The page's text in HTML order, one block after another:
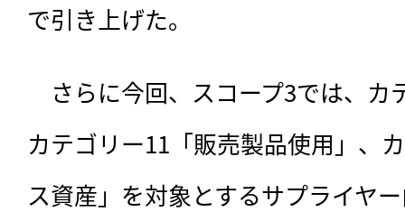
で引き上げた。
さらに今回、スコープ3では、カ
カテゴリー11「販売製品使用」、
ス資産」を対象とするサプライヤ